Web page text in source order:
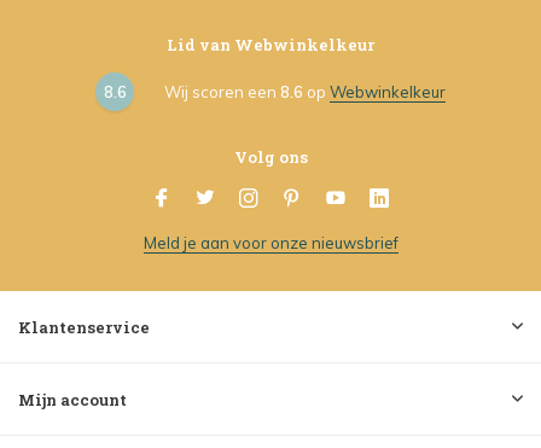
Lid van Webwinkelkeur
8.6 Wij scoren een 8.6 op Webwinkelkeur
Volg ons
Meld je aan voor onze nieuwsbrief
Klantenservice
Mijn account